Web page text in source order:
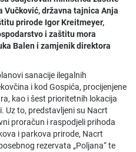
državna tajnica Anja
prirode Igor Kreitmeyer,
i zaštitu mora
Balen i zamjenik direktora
sanacije ilegalnih
i kod Gospića, procijenjene
kao i šest prioritetnih lokacija
Uz to, predstavljeni su Nacrt
proračun i raspodjeli prihoda
i parkova prirode, Nacrt
rezervata „Poljana“ te